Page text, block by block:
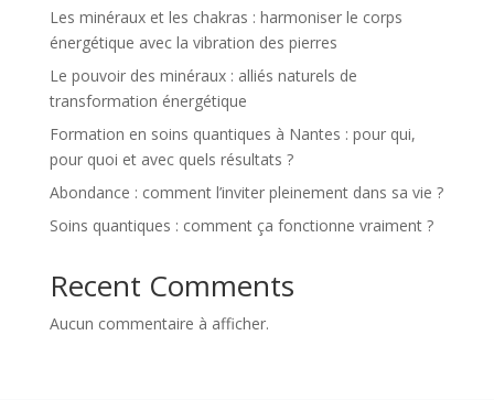
Les minéraux et les chakras : harmoniser le corps
énergétique avec la vibration des pierres
Le pouvoir des minéraux : alliés naturels de
transformation énergétique
Formation en soins quantiques à Nantes : pour qui,
pour quoi et avec quels résultats ?
Abondance : comment l’inviter pleinement dans sa vie ?
Soins quantiques : comment ça fonctionne vraiment ?
Recent Comments
Aucun commentaire à afficher.